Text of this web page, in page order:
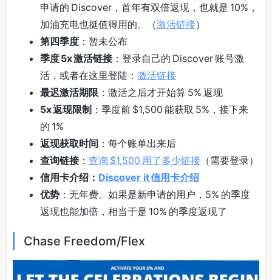
申请的 Discover，首年有双倍返现，也就是 10%，
加油充电也挺值得用的。（激活链接）
第四季度 ：暂未公布
季度 5x 激活链接：登录自己的 Discover 账号激
活，或者在这里登陆： 激活链接
最迟激活期限 ：激活之后才开始算 5% 返现
5x 返现限制 ：季度前 $1,500 能获取 5%，接下来
的 1%
返现获取时间 ：每个账单出来后
查询链接： 查询 $1,500 用了多少链接 （需要登录）
信用卡介绍： Discover it 信用卡介绍
优势 ：无年费。如果是新申请的用户，5% 的季度
返现也能加倍，相当于是 10% 的季度返现了
Chase Freedom/Flex